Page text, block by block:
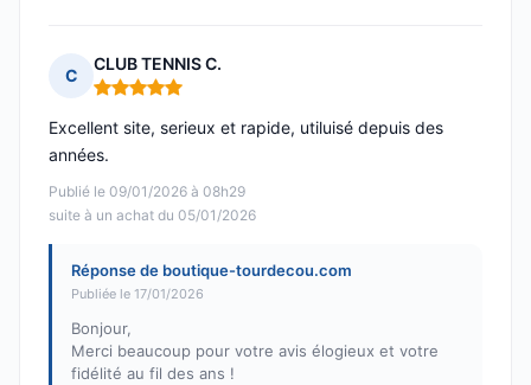
C
CLUB TENNIS C.
Note : 5 sur 5
Publié le 09/01/2026 à 08h29
suite à un achat du 05/01/2026
Excellent site, serieux et rapide, utiluisé depuis des
années.
Réponse de boutique-tourdecou.com
Publiée le 17/01/2026
Bonjour,
Merci beaucoup pour votre avis élogieux et votre
fidélité au fil des ans !